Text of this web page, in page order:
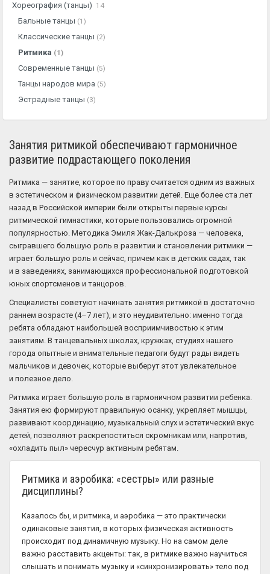
Хореография (танцы) 14
Бальные танцы (1)
Классические танцы (2)
Ритмика (1)
Современные танцы (5)
Танцы народов мира (5)
Эстрадные танцы (3)
Занятия ритмикой обеспечивают гармоничное
развитие подрастающего поколения
Ритмика — занятие, которое по праву считается одним из важных
в эстетическом и физическом развитии детей. Еще более ста лет
назад в Российской империи были открыты первые курсы
ритмической гимнастики, которые пользовались огромной
популярностью. Методика Эмиля Жак-Далькроза — человека,
сыгравшего большую роль в развитии и становлении ритмики —
играет большую роль и сейчас, причем как в детских садах, так
и в заведениях, занимающихся профессиональной подготовкой
юных спортсменов и танцоров.
Специалисты советуют начинать занятия ритмикой в достаточно
раннем возрасте (4–7 лет), и это неудивительно: именно тогда
ребята обладают наибольшей восприимчивостью к этим
занятиям. В танцевальных школах, кружках, студиях нашего
города опытные и внимательные педагоги будут рады видеть
мальчиков и девочек, которые выберут этот увлекательное
и полезное дело.
Ритмика играет большую роль в гармоничном развитии ребенка.
Занятия ею формируют правильную осанку, укрепляет мышцы,
развивают координацию, музыкальный слух и эстетический вкус
детей, позволяют раскрепоститься скромникам или, напротив,
«охладить пыл» чересчур активным ребятам.
Ритмика и аэробика: «сестры» или разные
дисциплины?
Казалось бы, и ритмика, и аэробика — это практически
одинаковые занятия, в которых физическая активность
происходит под динамичную музыку. Но на самом деле
важно расставить акценты: так, в ритмике важно научиться
слышать и понимать музыку и «синхронизировать» тело под